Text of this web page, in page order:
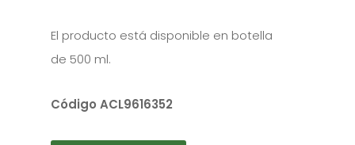
El producto está disponible en botella
de 500 ml.
Código ACL9616352